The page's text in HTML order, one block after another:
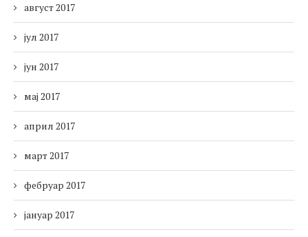
август 2017
јул 2017
јун 2017
мај 2017
април 2017
март 2017
фебруар 2017
јануар 2017